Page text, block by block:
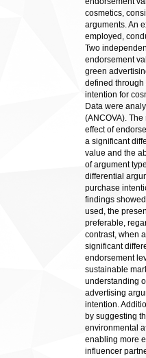
cosmetics,
arguments. An
employed,
Two
endorsement
green
defined
intention for
Data were
(ANCOVA).
effect of
a significant
value and the
of argument
differential
purchase
findings
used, the
preferable,
contrast, when
significant
endorsement
sustainable
understanding
advertising
intention.
by suggesting
environmental
enabling more
influencer